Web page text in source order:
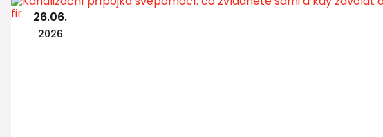
26.06.
2026